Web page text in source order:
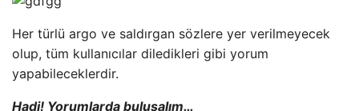
Her türlü argo ve saldırgan sözlere yer verilmeyecek
olup, tüm kullanıcılar diledikleri gibi yorum
yapabileceklerdir.
Hadi! Yorumlarda buluşalım…